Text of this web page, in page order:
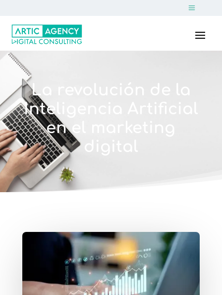
La revolución de la
Inteligencia Artificial
en el marketing